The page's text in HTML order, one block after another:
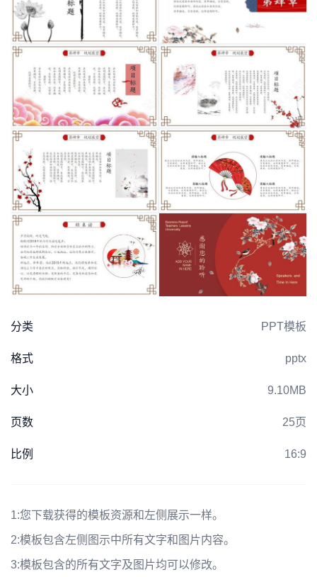
分类 PPT模板
格式 pptx
大小 9.10MB
页数 25页
比例 16:9
1:您下载获得的模板资源和左侧展示一样。
2:模板包含左侧图示中所有文字和图片内容。
3:模板包含的所有文字及图片均可以修改。